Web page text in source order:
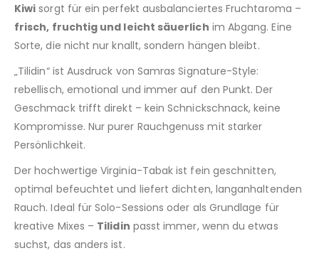
Kiwi sorgt für ein perfekt ausbalanciertes Fruchtaroma –
frisch, fruchtig und leicht säuerlich im Abgang. Eine
Sorte, die nicht nur knallt, sondern hängen bleibt.
„Tilidin“ ist Ausdruck von Samras Signature-Style:
rebellisch, emotional und immer auf den Punkt. Der
Geschmack trifft direkt – kein Schnickschnack, keine
Kompromisse. Nur purer Rauchgenuss mit starker
Persönlichkeit.
Der hochwertige Virginia-Tabak ist fein geschnitten,
optimal befeuchtet und liefert dichten, langanhaltenden
Rauch. Ideal für Solo-Sessions oder als Grundlage für
kreative Mixes – Tilidin passt immer, wenn du etwas
suchst, das anders ist.